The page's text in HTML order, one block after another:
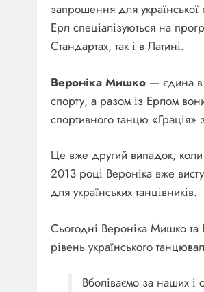
запрошення для
Ерл спеціалізуються на
Стандартах, так і в Латині.
Вероніка Мишко — єдина в
спорту, а разом із Ерлом
спортивного танцю «Грація»
Це вже другий випадок, коли
2013 році Вероніка вже
для українських танцівників.
Сьогодні Вероніка Мишко та
рівень українського
Вболіваємо за наших і